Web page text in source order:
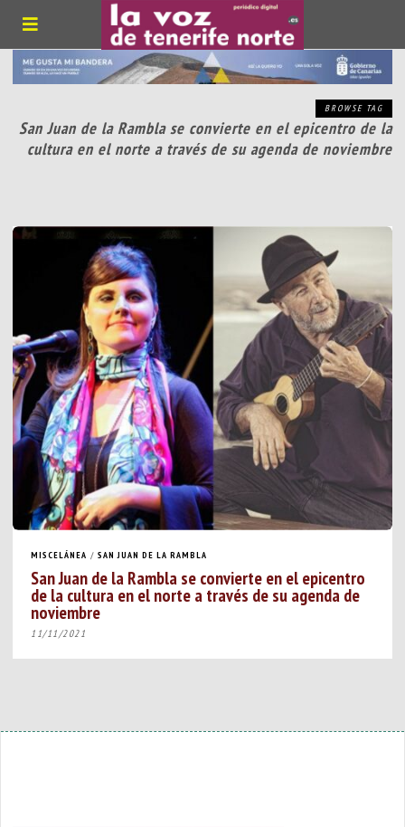
BROWSE TAG
San Juan de la Rambla se convierte en el epicentro de la
cultura en el norte a través de su agenda de noviembre
MISCELÁNEA / SAN JUAN DE LA RAMBLA
San Juan de la Rambla se convierte en el epicentro
de la cultura en el norte a través de su agenda de
noviembre
11/11/2021